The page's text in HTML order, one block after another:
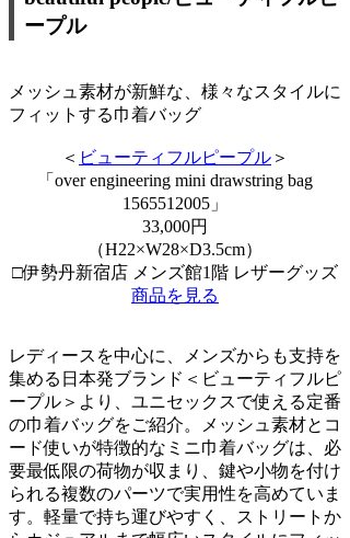
ープル
メッシュ素材が新鮮な、様々なスタイルに
フィットする巾着バッグ
＜ ビューティフルピープル ＞
「over engineering mini drawstring bag
1565512005」
33,000円
（H22×W28×D3.5cm）
□伊勢丹新宿店 メンズ館1階 レザーグッズ
商品を見る
レディースを中心に、メンズからも支持を
集める日本発ブランド＜ビューティフルピ
ープル＞より、ユニセックスで使える定番
の巾着バッグをご紹介。メッシュ素材とコ
ード使いが特徴的なミニ巾着バッグは、必
要最低限の荷物が収まり、鍵や小物を付け
られる複数のパーツで実用性を高めていま
す。軽量で持ち運びやすく、ストリートか